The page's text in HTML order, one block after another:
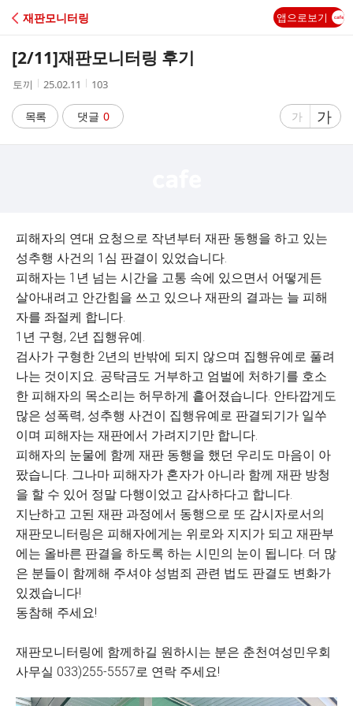
C
A
재판모니터링 앱으로보기
[2/11]재판모니터링 후기
작
자
토끼
작
시
간
25.02.11
조
수
103
목록 댓글 0
글
게
가
글
자
게
가
피해자의 연대 요청으로 작년부터 재판 동행을 하고 있는
성추행 사건의 1심 판결이 있었습니다.
피해자는 1년 넘는 시간을 고통 속에 있으면서 어떻게든
살아내려고 안간힘을 쓰고 있으나 재판의 결과는 늘 피해
자를 좌절케 합니다.
1년 구형, 2년 집행유예.
검사가 구형한 2년의 반밖에 되지 않으며 집행유예로 풀려
나는 것이지요. 공탁금도 거부하고 엄벌에 처하기를 호소
한 피해자의 목소리는 허무하게 흩어졌습니다. 안타깝게도
많은 성폭력, 성추행 사건이 집행유예로 판결되기가 일쑤
이며 피해자는 재판에서 가려지기만 합니다.
피해자의 눈물에 함께 재판 동행을 했던 우리도 마음이 아
팠습니다. 그나마 피해자가 혼자가 아니라 함께 재판 방청
을 할 수 있어 정말 다행이었고 감사하다고 합니다.
지난하고 고된 재판 과정에서 동행으로 또 감시자로서의
재판모니터링은 피해자에게는 위로와 지지가 되고 재판부
에는 올바른 판결을 하도록 하는 시민의 눈이 됩니다. 더 많
은 분들이 함께해 주셔야 성범죄 관련 법도 판결도 변화가
있겠습니다!
동참해 주세요!
재판모니터링에 함께하길 원하시는 분은 춘천여성민우회
사무실 033)255-5557로 연락 주세요!